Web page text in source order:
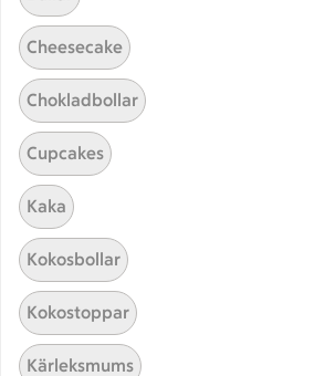
Hittade inget
Testa att söka på något nytt, eller ta
Cheesecake
Chokladbollar
Cupcakes
Kaka
Kokosbollar
Kokostoppar
Kärleksmums